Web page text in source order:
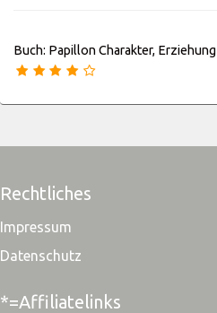
Buch: Papillon Charakter, Erziehung
Rechtliches
Impressum
Datenschutz
*=Affiliatelinks